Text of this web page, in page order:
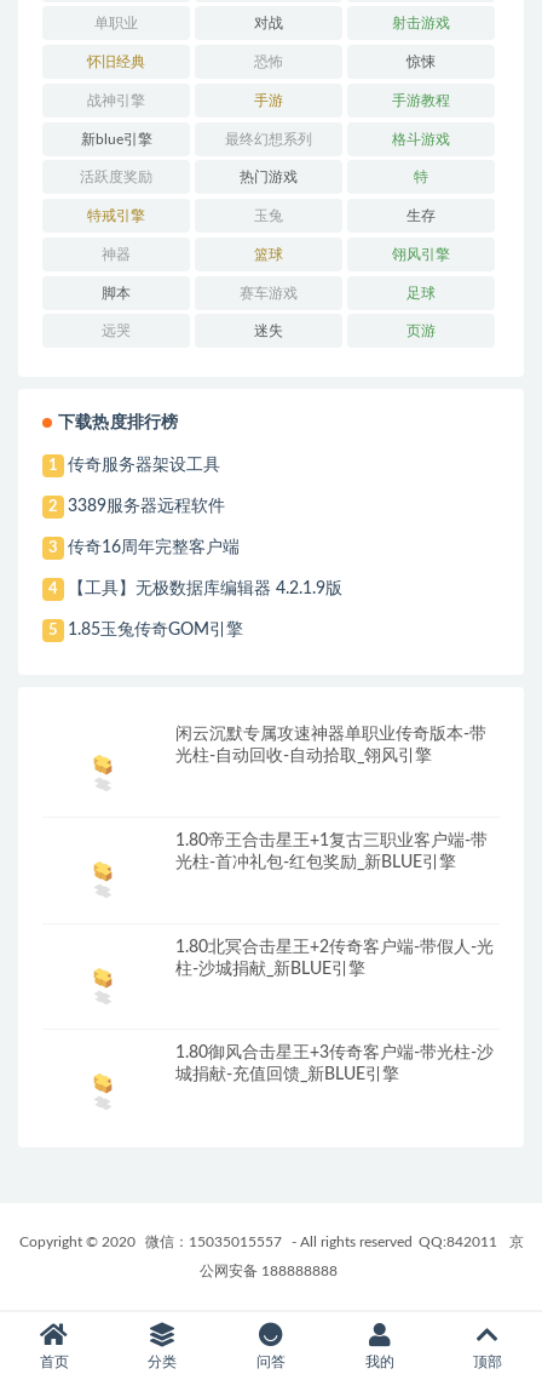
单职业 对战 射击游戏
怀旧经典 恐怖 惊悚
战神引擎 手游 手游教程
新blue引擎 最终幻想系列 格斗游戏
活跃度奖励 热门游戏 特
特戒引擎 玉兔 生存
神器 篮球 翎风引擎
脚本 赛车游戏 足球
远哭 迷失 页游
下载热度排行榜
1 传奇服务器架设工具
2 3389服务器远程软件
3 传奇16周年完整客户端
4 【工具】无极数据库编辑器 4.2.1.9版
5 1.85玉兔传奇GOM引擎
闲云沉默专属攻速神器单职业传奇版本-带
光柱-自动回收-自动拾取_翎风引擎
1.80帝王合击星王+1复古三职业客户端-带
光柱-首冲礼包-红包奖励_新BLUE引擎
1.80北冥合击星王+2传奇客户端-带假人-光
柱-沙城捐献_新BLUE引擎
1.80御风合击星王+3传奇客户端-带光柱-沙
城捐献-充值回馈_新BLUE引擎
Copyright © 2020 微信：15035015557 - All rights reserved QQ:842011
京
公网安备 188888888
首页 分类 问答 我的 顶部